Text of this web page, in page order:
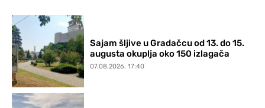
Sajam šljive u Gradačcu od 13. do 15.
augusta okuplja oko 150 izlagača
07.08.2026. 17:40